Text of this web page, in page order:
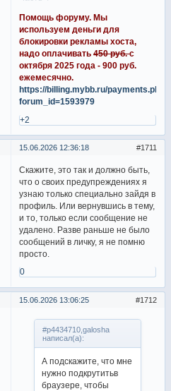
Помощь форуму. Мы
используем деньги для
блокировки рекламы хоста,
надо оплачивать450 руб.с
октября 2025 года - 900 руб.
ежемесячно.
https://billing.mybb.ru/payments.php?
forum_id=1593979
+2
1711
15.06.2026 12:36:18
Скажите, это так и должно быть,
что о своих предупреждениях я
узнаю только специально зайдя в
профиль. Или вернувшись в тему,
и то, только если сообщение не
удалено. Разве раньше не было
сообщений в личку, я не помню
просто.
0
1712
15.06.2026 13:06:25
#p4434710,galosha
написал(а):
А подскажите, что мне
нужно подкрутитьв
браузере, чтобы